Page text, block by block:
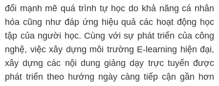
đổi mạnh mẽ quá trình tự học do khả năng cá nhân
hóa cũng như đáp ứng hiệu quả các hoạt động học
tập của người học. Cùng với sự phát triển của công
nghệ, việc xây dựng môi trường E-learning hiện đại,
xây dựng các nội dung giảng dạy trực tuyến được
phát triển theo hướng ngày càng tiếp cận gần hơn